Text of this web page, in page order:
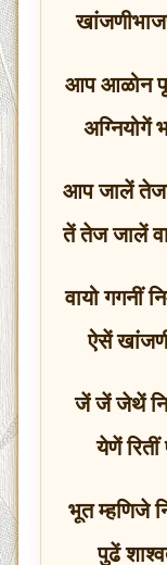
आप आळोन
अग्नियोगें
आप जालें
तें तेज जालें
वायो गगनीं
ऐसें
जें जें जेथें
येणें
भूत म्हणिजे
पुढें